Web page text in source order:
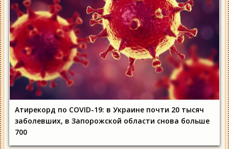
Атирекорд по COVID-19: в Украине почти 20 тысяч
заболевших, в Запорожской области снова больше
700